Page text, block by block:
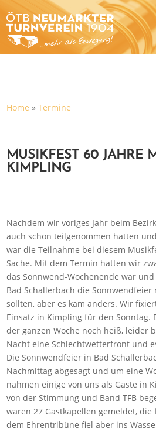
Home »Termine
MUSIKFEST 60 JAHRE
KIMPLING
Nachdem wir voriges Jahr beim
auch schon teilgenommen hatten
war die Teilnahme bei diesem
Sache. Mit dem Termin hatten wir
das Sonnwend-Wochenende war
Bad Schallerbach die
sollten, aber es kam anders. Wir
Einsatz in Kimpling für den Sonntag.
der ganzen Woche noch heiß, leider
Nacht eine Schlechtwetterfront und
Die Sonnwendfeier in Bad
Nachmittag abgesagt und um eine
nahmen einige von uns als Gäste in
von der Stimmung und Band TFB
waren 27 Gastkapellen gemeldet,
dem Ehrentribüne fiel aber ins